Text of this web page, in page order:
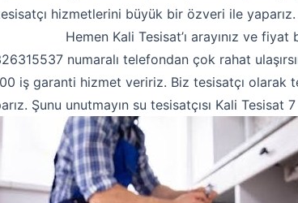
hizmetlerini büyük bir özveri ile yaparız.
Hemen Kali Tesisat’ı arayınız ve fiyat
numaralı telefondan çok rahat
iş garanti hizmet veririz. Biz tesisatçı olarak
Şunu unutmayın su tesisatçısı Kali Tesisat